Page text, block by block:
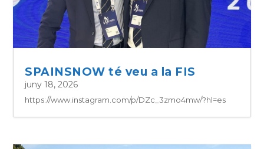
SPAINSNOW té veu a la FIS
juny 18, 2026
https://www.instagram.com/p/DZc_3zmo4mw/?hl=es